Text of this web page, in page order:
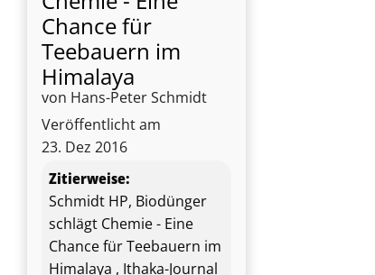
Chance für
Teebauern im
Himalaya
von Hans-Peter Schmidt
Veröffentlicht am
23. Dez 2016
Zitierweise:
Schmidt HP, Biodünger
schlägt Chemie - Eine
Chance für Teebauern im
Himalaya , Ithaka-Journal